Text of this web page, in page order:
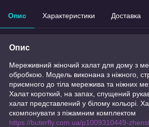
Опис Характеристики Доставка
Опис
Мереживний жіночий халат для дому з
обробкою. Модель виконана з ніжного,
приємного до тіла мережива та ніжних
Халат короткий, на запах, спущений
халат представлений у білому кольорі.
скомпонувати з піжамним комплектом
https://buterfly.com.ua/p1009310449-